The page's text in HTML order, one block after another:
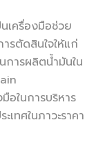
เครื่องมือช่วย
รตัดสินใจให้แก่
การผลิตน้ำมันใน
ในการบริหาร
เทศในภาวะราคา